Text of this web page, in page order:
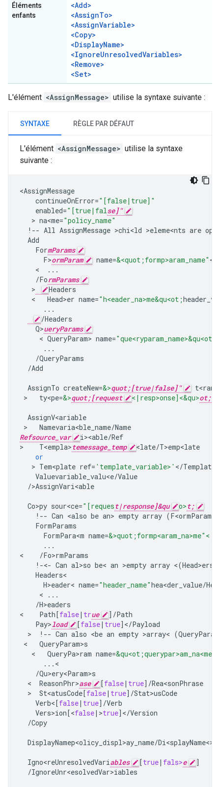
Éléments
enfants
<Add>
<AssignTo>
<AssignVariable>
<Copy>
<DisplayName>
<IgnoreUnresolvedVariables>
<Remove>
<Set>
L'élément <AssignMessage> utilise la syntaxe suivante :
SYNTAXE RÈGLE PAR DÉFAUT
L'élément <AssignMessage> utilise la syntaxe
suivante :
<AssignMessage
continueOnError="[false|true]"
enabled="[true|false]"
   >
na<me="policy_name"
!-- All AssignMessage >chi<ld >eleme<nts are
Add
FormParams
F>ormParam name=&<quot;formp>aram_name" <
    <
...
/FormParams
   >
Headers
   <
Head>er name="h<eader_na>me&qu<ot;
...
/Headers
Q>ueryParams
     <
QueryParam> name="que<ryparam_name>&qu<ot;
...
/QueryParams
/Add
AssignTo createNew=&>quot;[true|false]"
> ty<pe=&>quot;[request <|resp>onse]<&qu>ot;
AssignV<ariable
> Namevaria<ble_name/Name
Refsource_var
i><able/Ref
>
T<empla>temessage_temp <late/T>emp<late
or
   >
Tem<plate ref= 'template_variable>' </Template
Valuevariable_valu<e/Value
/>AssignVari<able
Co>py sour<ce="[request|response]&qu o>t;
!-- Can <also be an> empty array (F<ormParams
FormParams
FormPara<m name=&>quot;formp<aram_na>me"<;
...
<
/Fo>rmParams
!-<- Can al>so be< an >empty array <(Head>ers
Headers
H>eader< name="header_name"hea<der_value/
     <
...
/H>eaders
<
Path[false| true ] /Path
Pay>load [false| true] </Payload
  >
!-- Can also <be an empty >array< (
< QueryParam>s
   <
QueryPa>ram name=
...
/Qu>ery<Param>s
  <
ReasonPhr>ase [false| true] /Rea<sonPhrase
  >
St<atusCode[false| true] /Stat>usCode
Verb<[false| true] /Verb
Vers>ion[<false| >true] </Version
/Copy
DisplayNamep<olicy_displ>ay_name/Di<splayName<>/
Igno<reUnresolvedVariables [true| fals>e
]
/IgnoreUnr<esolvedVar>iables